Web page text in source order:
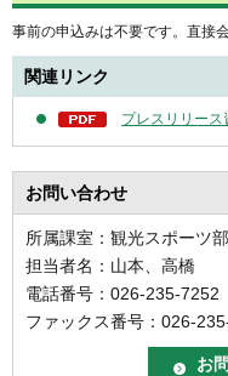
事前の申込みは不要です。直接
関連リンク
プレスリリース
お問い合わせ
所属課室：観光スポーツ
担当者名：山本、高橋
電話番号：026-235-7252
ファックス番号：026-